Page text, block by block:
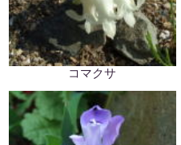
コマクサ